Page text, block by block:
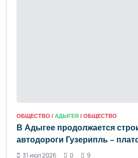
ОБЩЕСТВО / АДЫГЕЯ / ОБЩЕСТВО
В Адыгее продолжается
автодороги Гузерипль –
31 июл 2026
0 9